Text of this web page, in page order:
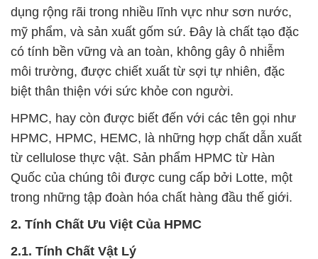
dụng rộng rãi trong nhiều lĩnh vực như sơn nước,
mỹ phẩm, và sản xuất gốm sứ. Đây là chất tạo đặc
có tính bền vững và an toàn, không gây ô nhiễm
môi trường, được chiết xuất từ sợi tự nhiên, đặc
biệt thân thiện với sức khỏe con người.
HPMC, hay còn được biết đến với các tên gọi như
HPMC, HPMC, HEMC, là những hợp chất dẫn xuất
từ cellulose thực vật. Sản phẩm HPMC từ Hàn
Quốc của chúng tôi được cung cấp bởi Lotte, một
trong những tập đoàn hóa chất hàng đầu thế giới.
2. Tính Chất Ưu Việt Của HPMC
2.1. Tính Chất Vật Lý